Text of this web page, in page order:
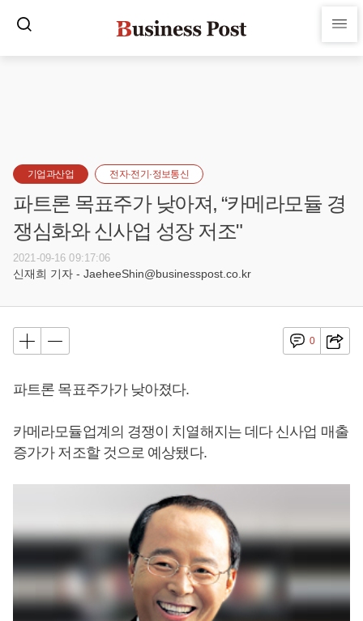
기업과산업 전자·전기·정보통신
파트론 목표주가 낮아져, “카메라모듈 경
쟁심화와 신사업 성장 저조"
2021-09-16 09:17:06
신재희 기자 - JaeheeShin@businesspost.co.kr
0
파트론 목표주가가 낮아졌다.
카메라모듈업계의 경쟁이 치열해지는 데다 신사업 매출
증가가 저조할 것으로 예상됐다.